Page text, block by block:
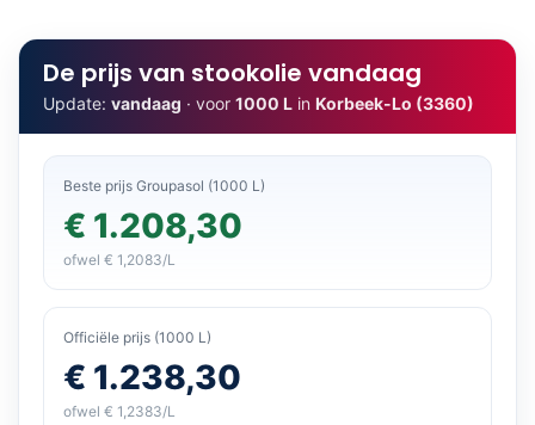
De prijs van stookolie vandaag
Update: vandaag · voor 1000 L in Korbeek-Lo (3360)
Beste prijs Groupasol (1000 L)
€ 1.208,30
ofwel € 1,2083/L
Officiële prijs (1000 L)
€ 1.238,30
ofwel € 1,2383/L